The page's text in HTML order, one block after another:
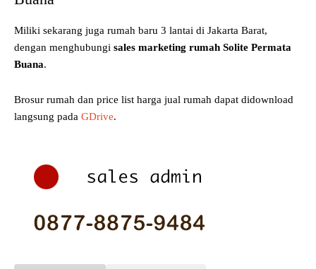
Miliki sekarang juga rumah baru 3 lantai di Jakarta Barat,
dengan menghubungi sales marketing rumah Solite Permata
Buana.
Brosur rumah dan price list harga jual rumah dapat didownload
langsung pada GDrive.